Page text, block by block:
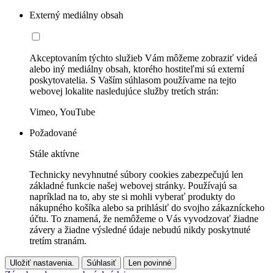
Externý mediálny obsah
Akceptovaním týchto služieb Vám môžeme zobraziť videá
alebo iný mediálny obsah, ktorého hostiteľmi sú externí
poskytovatelia. S Vaším súhlasom používame na tejto
webovej lokalite nasledujúce služby tretích strán:
Vimeo, YouTube
Požadované
Stále aktívne
Technicky nevyhnutné súbory cookies zabezpečujú len
základné funkcie našej webovej stránky. Používajú sa
napríklad na to, aby ste si mohli vyberať produkty do
nákupného košíka alebo sa prihlásiť do svojho zákazníckeho
účtu. To znamená, že nemôžeme o Vás vyvodzovať žiadne
závery a žiadne výsledné údaje nebudú nikdy poskytnuté
tretím stranám.
Uložiť nastavenia. Súhlasiť Len povinné